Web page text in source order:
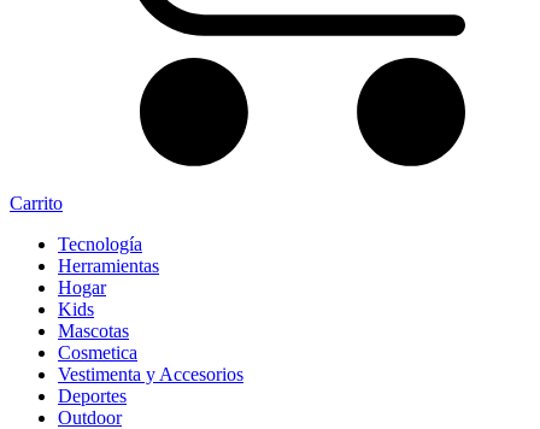
Carrito
Tecnología
Herramientas
Hogar
Kids
Mascotas
Cosmetica
Vestimenta y Accesorios
Deportes
Outdoor